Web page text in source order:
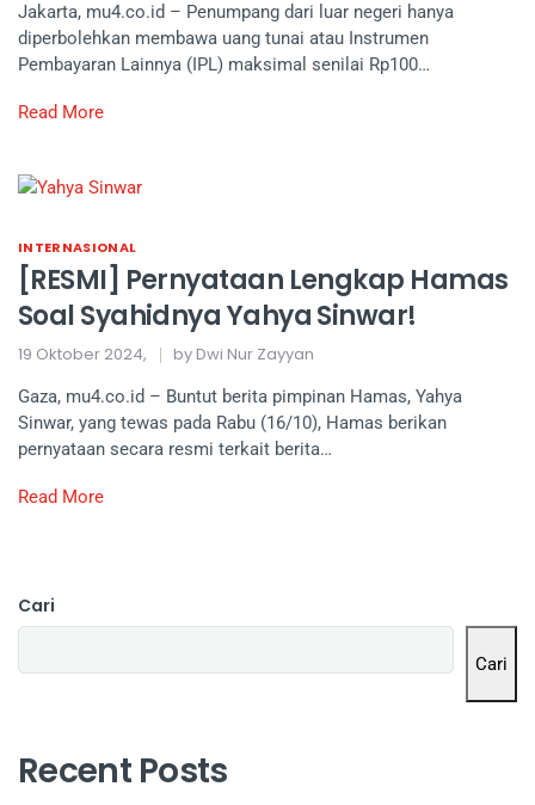
Jakarta, mu4.co.id – Penumpang dari luar negeri hanya
diperbolehkan membawa uang tunai atau Instrumen
Pembayaran Lainnya (IPL) maksimal senilai Rp100…
Read More
INTERNASIONAL
[RESMI] Pernyataan Lengkap Hamas
Soal Syahidnya Yahya Sinwar!
19 Oktober 2024, by Dwi Nur Zayyan
Gaza, mu4.co.id – Buntut berita pimpinan Hamas, Yahya
Sinwar, yang tewas pada Rabu (16/10), Hamas berikan
pernyataan secara resmi terkait berita…
Read More
Cari
Cari
Recent Posts